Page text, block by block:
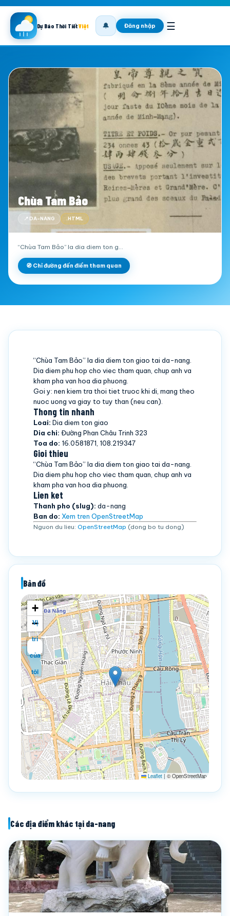
Dự Báo Thời TiếtViệt 🔔 Đăng nhập ☰
Chùa Tam Bảo
📍 DA-NANG .HTML
“Chùa Tam Bảo” la dia diem ton g…
🧭 Chỉ đường đến điểm tham quan
“Chùa Tam Bảo” la dia diem ton giao tai da-nang.
Dia diem phu hop cho viec tham quan, chup anh va
kham pha van hoa dia phuong.
Goi y: nen kiem tra thoi tiet truoc khi di, mang theo
nuoc uong va giay to tuy than (neu can).
Thong tin nhanh
Loai: Dia diem ton giao
Dia chi: Đường Phan Châu Trinh 323
Toa do: 16.0581871, 108.219347
Gioi thieu
“Chùa Tam Bảo” la dia diem ton giao tai da-nang.
Dia diem phu hop cho viec tham quan, chup anh va
kham pha van hoa dia phuong.
Lien ket
Thanh pho (slug): da-nang
Ban do: Xem tren OpenStreetMap
Nguon du lieu: OpenStreetMap (dong bo tu dong)
Bản đồ
+
−
Vị
trí
của
tôi
Leaflet | © OpenStreetMap
Các địa điểm khác tại da-nang